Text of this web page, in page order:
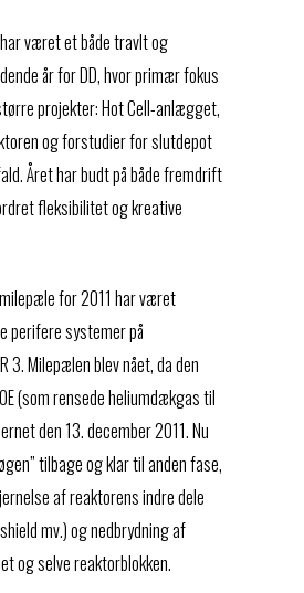
været et både travlt og
år for DD, hvor primær fokus
projekter: Hot Cell-anlægget,
og forstudier for slutdepot
Året har budt på både fremdrift
fleksibilitet og kreative
for 2011 har været
perifere systemer på
3. Milepælen blev nået, da den
(som rensede heliumdækgas til
den 13. december 2011. Nu
tilbage og klar til anden fase,
af reaktorens indre dele
mv.) og nedbrydning af
og selve reaktorblokken.